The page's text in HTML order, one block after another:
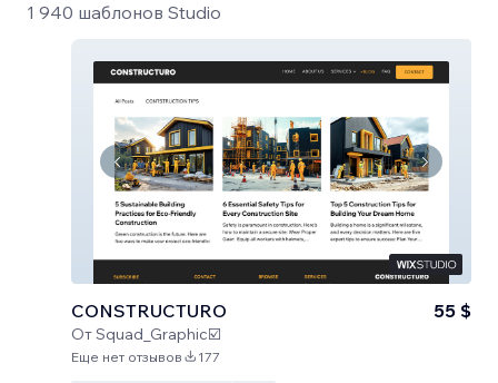
1 940 шаблонов Studio
CONSTRUCTURO
ОтSquad_Graphic☑️
55 $
Еще нет отзывов 177